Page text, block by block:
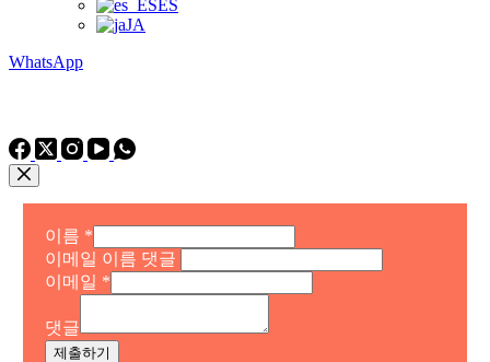
ES
JA
WhatsApp
이름 *
이메일 이름 댓글
이메일 *
댓글
제출하기